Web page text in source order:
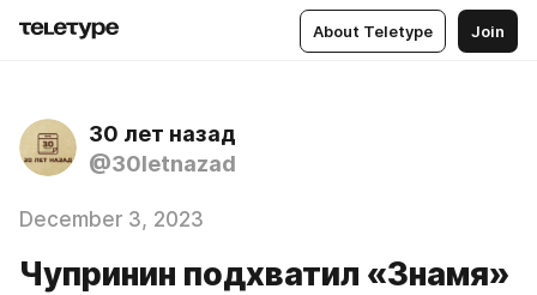
About Teletype Join
30 лет назад
@30letnazad
December 3, 2023
Чупринин подхватил «Знамя»